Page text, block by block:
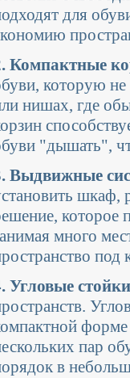
для
Компактные
которую
нишах, где
"дышать",
Выдвижные
шкаф,
которое
много
под
Угловые
пар
в